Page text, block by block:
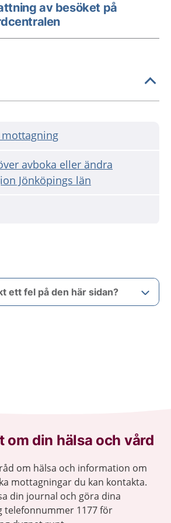
av besöket på
mottagning
avboka eller ändra
Jönköpings län
ett fel på den här sidan?
om din hälsa och vård
om hälsa och information om
mottagningar du kan kontakta.
din journal och göra dina
telefonnummer 1177 för